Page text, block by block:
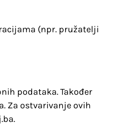
(npr. pružatelji
podataka. Također
Za ostvarivanje ovih